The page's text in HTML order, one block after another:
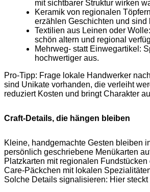
mit sichtbarer Struktur wirken
Keramik von regionalen
erzählen Geschichten und sind
Textilien aus Leinen oder
schön altern und regional
Mehrweg‑ statt Einwegartikel:
hochwertiger aus.
Pro‑Tipp: Frage lokale Handwerker
sind Unikate vorhanden, die verleiht
reduziert Kosten und bringt Charakter
Craft-Details, die hängen bleiben
Kleine, handgemachte Gesten bleiben
persönlich geschriebene Menükarten
Platzkarten mit regionalen
Care‑Päckchen mit lokalen
Solche Details signalisieren: Hier steckt